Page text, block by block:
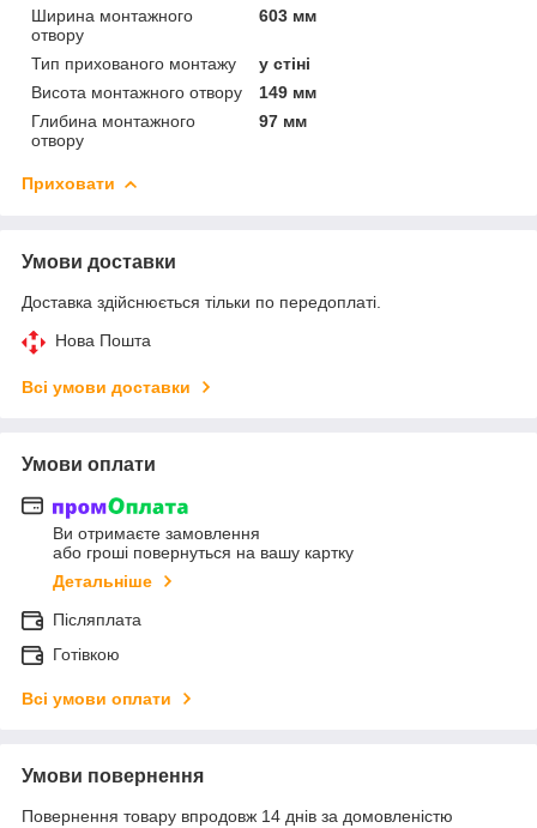
Ширина монтажного
отвору
603 мм
Тип прихованого монтажу
у стіні
Висота монтажного отвору
149 мм
Глибина монтажного
отвору
97 мм
Приховати
Умови доставки
Доставка здійснюється тільки по передоплаті.
Нова Пошта
Всі умови доставки
Умови оплати
Ви отримаєте замовлення
або гроші повернуться на вашу картку
Детальніше
Післяплата
Готівкою
Всі умови оплати
Умови повернення
Повернення товару впродовж 14 днів за домовленістю